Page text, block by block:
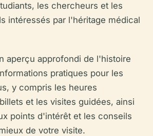
les chercheurs et les
intéressés par l'héritage médical
aperçu approfondi de l'histoire
pratiques pour les
y compris les heures
et les visites guidées, ainsi
points d'intérêt et les conseils
de votre visite.